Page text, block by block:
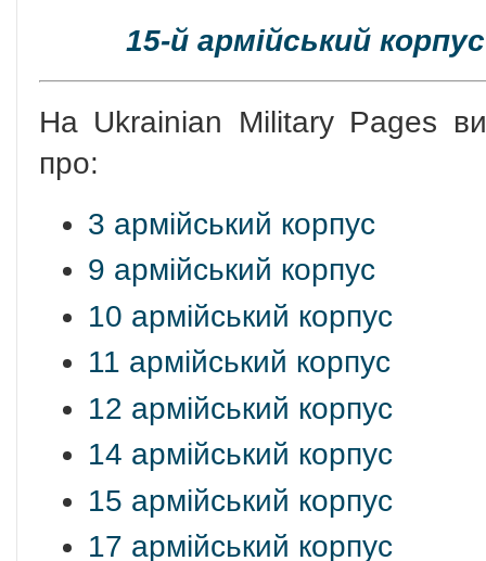
15-й армійський
На Ukrainian Military Pages
про:
3 армійський корпус
9 армійський корпус
10 армійський корпус
11 армійський корпус
12 армійський корпус
14 армійський корпус
15 армійський корпус
17 армійський корпус